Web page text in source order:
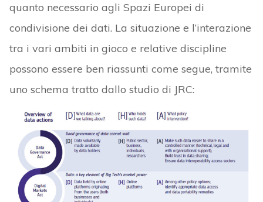
quanto necessario agli Spazi Europei di
condivisione dei dati. La situazione e l’interazione
tra i vari ambiti in gioco e relative discipline
possono essere ben riassunti come segue, tramite
uno schema tratto dallo studio di JRC: